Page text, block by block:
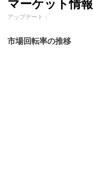
マーケット情報
アップデート：
市場回転率の推移